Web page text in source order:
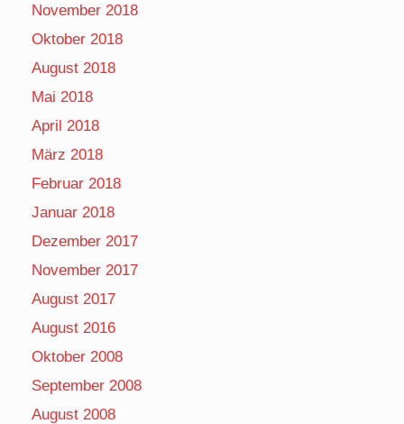
November 2018
Oktober 2018
August 2018
Mai 2018
April 2018
März 2018
Februar 2018
Januar 2018
Dezember 2017
November 2017
August 2017
August 2016
Oktober 2008
September 2008
August 2008